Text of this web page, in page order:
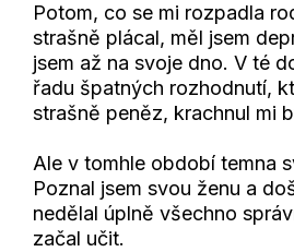
Potom, co se mi rozpadla
strašně plácal, měl jsem
jsem až na svoje dno. V té
řadu špatných rozhodnutí,
strašně peněz, krachnul mi
Ale v tomhle období temna
Poznal jsem svou ženu a
nedělal úplně všechno
začal učit.